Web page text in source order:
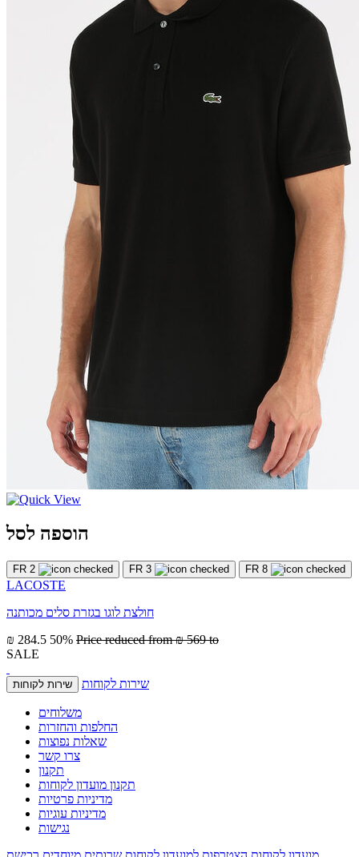
הוספה לסל
FR 2 FR 3 FR 8
LACOSTE
חולצת לוגו בגזרת סלים מכותנה
₪ 284.5 50% Price reduced from₪ 569 to
SALE
שירות לקוחות שירות לקוחות
משלוחים
החלפות והחזרות
שאלות נפוצות
צרו קשר
תקנון
תקנון מועדון לקוחות
מדיניות פרטיות
מדיניות עוגיות
נגישות